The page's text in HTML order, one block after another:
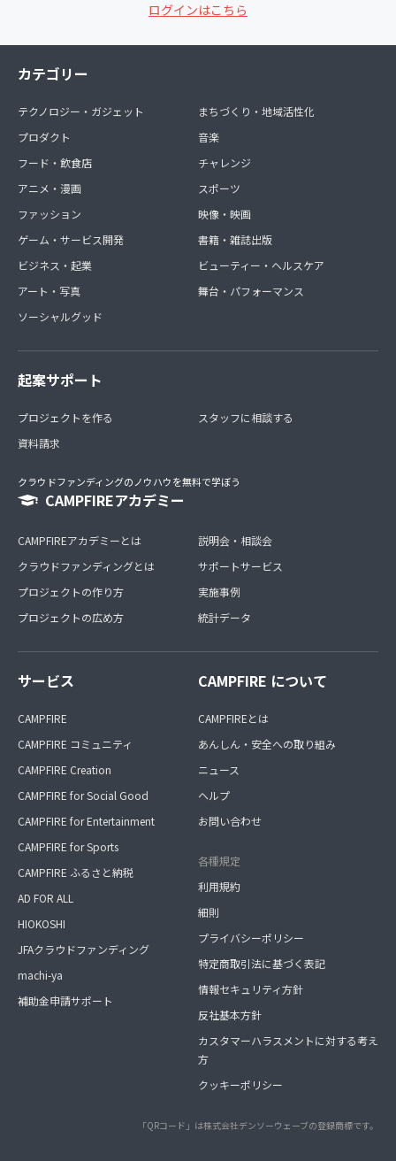
ログインはこちら
カテゴリー
テクノロジー・ガジェット
プロダクト
フード・飲食店
アニメ・漫画
ファッション
ゲーム・サービス開発
ビジネス・起業
アート・写真
ソーシャルグッド
まちづくり・地域活性化
音楽
チャレンジ
スポーツ
映像・映画
書籍・雑誌出版
ビューティー・ヘルスケア
舞台・パフォーマンス
起案サポート
プロジェクトを作る
資料請求
スタッフに相談する
クラウドファンディングのノウハウを無料で学ぼう
CAMPFIREアカデミー
CAMPFIREアカデミーとは
クラウドファンディングとは
プロジェクトの作り方
プロジェクトの広め方
説明会・相談会
サポートサービス
実施事例
統計データ
サービス
CAMPFIRE
CAMPFIRE コミュニティ
CAMPFIRE Creation
CAMPFIRE for Social Good
CAMPFIRE for Entertainment
CAMPFIRE for Sports
CAMPFIRE ふるさと納税
AD FOR ALL
HIOKOSHI
JFAクラウドファンディング
machi-ya
補助金申請サポート
CAMPFIRE について
CAMPFIREとは
あんしん・安全への取り組み
ニュース
ヘルプ
お問い合わせ
各種規定
利用規約
細則
プライバシーポリシー
特定商取引法に基づく表記
情報セキュリティ方針
反社基本方針
カスタマーハラスメントに対する考え
方
クッキーポリシー
「QRコード」は株式会社デンソーウェーブの登録商標です。